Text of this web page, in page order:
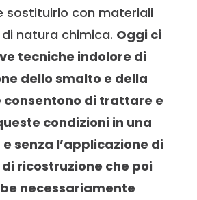
sostituirlo con materiali
natura chimica. Oggi ci
tecniche indolore di
dello smalto e della
consentono di trattare e
condizioni in una
senza l’applicazione di
ricostruzione che poi
necessariamente